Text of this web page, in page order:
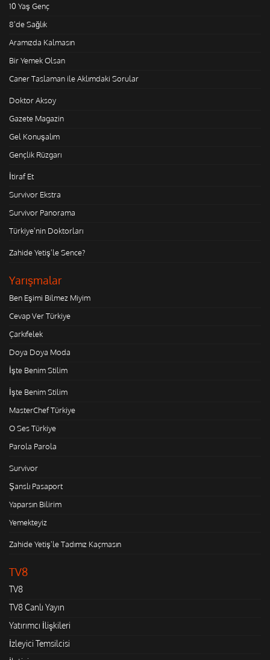
10 Yaş Genç
8'de Sağlık
Aramızda Kalmasın
Bir Yemek Olsan
Caner Taslaman ile Aklımdaki Sorular
Doktor Aksoy
Gazete Magazin
Gel Konuşalım
Gençlik Rüzgarı
İtiraf Et
Survivor Ekstra
Survivor Panorama
Türkiye'nin Doktorları
Zahide Yetiş'le Sence?
Yarışmalar
Ben Eşimi Bilmez Miyim
Cevap Ver Türkiye
Çarkıfelek
Doya Doya Moda
İşte Benim Stilim
İşte Benim Stilim
MasterChef Türkiye
O Ses Türkiye
Parola Parola
Survivor
Şanslı Pasaport
Yaparsın Bilirim
Yemekteyiz
Zahide Yetiş'le Tadımız Kaçmasın
TV8
TV8
TV8 Canlı Yayın
Yatırımcı İlişkileri
İzleyici Temsilcisi